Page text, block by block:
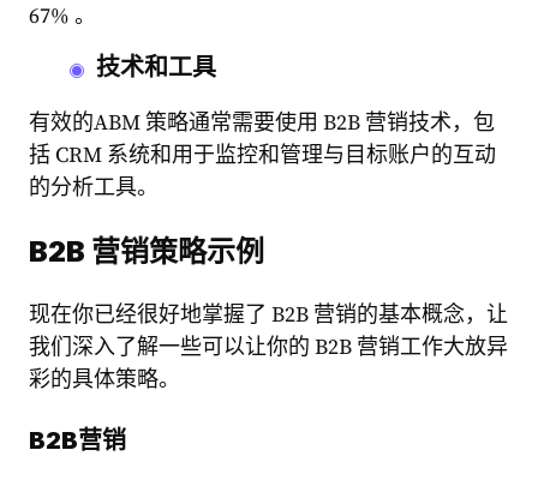
67% 。
技术和工具
有效的ABM 策略通常需要使用 B2B 营销技术，包
括 CRM 系统和用于监控和管理与目标账户的互动
的分析工具。
B2B 营销策略示例
现在你已经很好地掌握了 B2B 营销的基本概念，让
我们深入了解一些可以让你的 B2B 营销工作大放异
彩的具体策略。
B2B营销